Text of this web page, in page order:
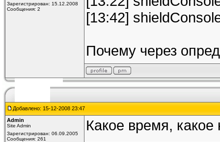
Зарегистрирован: 15.12.2008
Сообщения: 2
[13:42]
Почему через
Добавлено: 15-12-2008 23:47
Admin
Site Admin
Зарегистрирован: 06.09.2005
Сообщения: 261
Какое время,